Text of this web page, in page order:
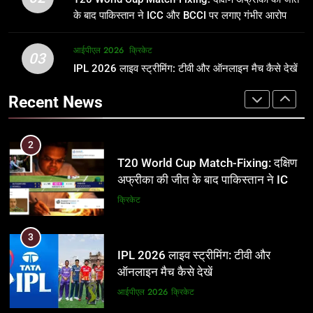
जानकारी
क्रिकेट
2
T20 World Cup Match-Fixing: दक्षिण
3
IPL 2026 लाइव स्ट्रीमिंग: टीवी और
ऑनलाइन मैच कैसे देखें
आईपीएल 2026
4
IPL 2026 टिकट्स: बुकिंग, कीमतें, और
स्टेडियम की पूरी जानकारी
आईपीएल 2026 क्रिकेट
के बाद पाकिस्तान ने ICC और BCCI पर लगाए गंभीर आरोप
03 आईपीएल 2026 क्रिकेट
IPL 2026 लाइव स्ट्रीमिंग: टीवी और ऑनलाइन मैच कैसे देखें
Recent News
समीकरण
T20 वर्ल्ड कप 2026
1
अर्जुन तेंदुलकर की पत्नी सानिया चंडोक:
उम्र, परिवार, करियर और शादी से जुड़ी हर
2
T20 World Cup Match-Fixing: दक्षिण
अफ्रीका की जीत के बाद पाकिस्तान ने ICC
और BCCI पर लगाए गंभीर आरोप
क्रिकेट
3
IPL 2026 लाइव स्ट्रीमिंग: टीवी और
ऑनलाइन मैच कैसे देखें
आईपीएल 2026 क्रिकेट